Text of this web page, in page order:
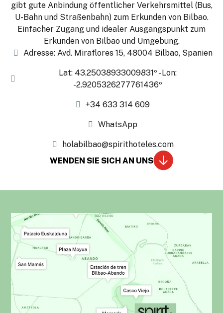
gibt gute Anbindung öffentlicher Verkehrsmittel (Bus,
U-Bahn und Straßenbahn) zum Erkunden von Bilbao.
Einfacher Zugang und idealer Ausgangspunkt zum
Erkunden von Bilbao und Umgebung.
Adresse: Avd. Miraflores 15, 48004 Bilbao, Spanien
Lat: 43.25038933009831º - Lon:
-2.9205326277761436º
+34 633 314 609
WhatsApp
holabilbao@spirithoteles.com
WENDEN SIE SICH AN UNS